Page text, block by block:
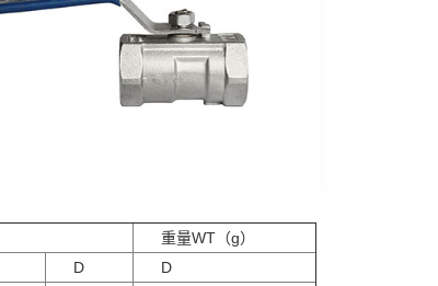
重量WT（g）
D
D